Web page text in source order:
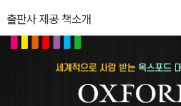
냈다. 이후 런던의 몇몇 신문사에서 기자 생활
스앤젤레스에 정착했다. 1917년 미국이 제1
로 돌아왔으나 여러 직업을 거쳐야 했다.
출판사 제공 책소개